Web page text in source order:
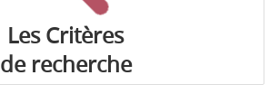
Les Critères
de recherche